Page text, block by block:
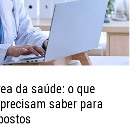
da saúde: o que
saber para